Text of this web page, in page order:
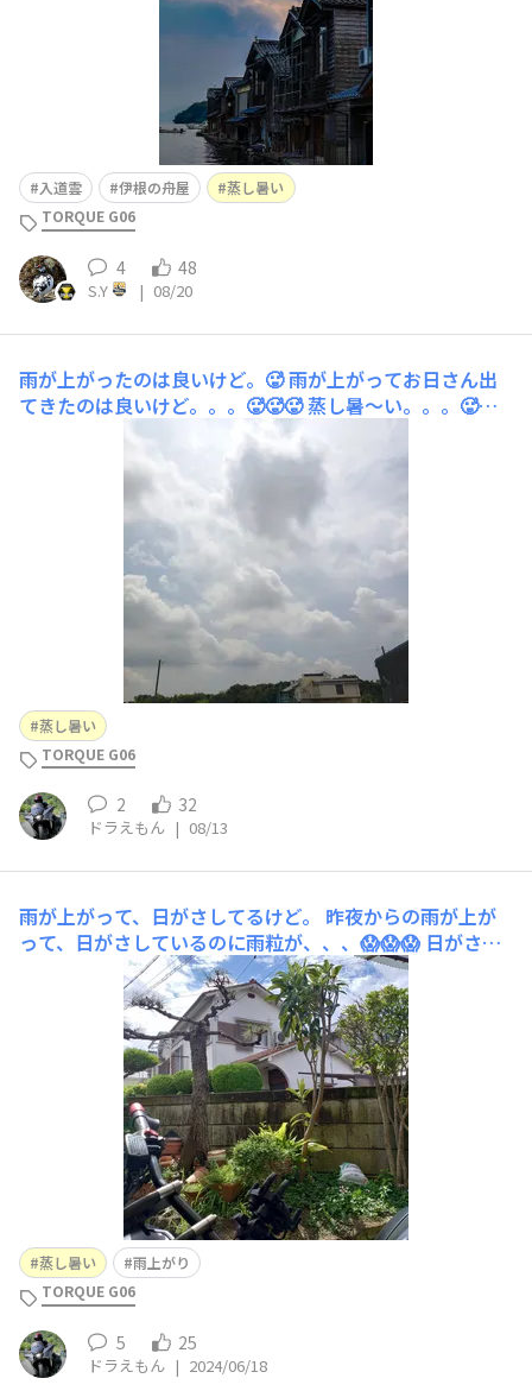
入道雲 伊根の舟屋
蒸し暑い
TORQUE G06
4 48
S.Y | 08/20
雨が上がったのは良いけど。🥵雨が上がってお日さん出
てきたのは良いけど。。。🥵🥵🥵 蒸し暑〜い。。。🥵🥵
🥵🥵 昨日までの雨で水がめの水位戻ったかな〜。🙄☺️🙄
蒸し暑い
TORQUE G06
2 32
ドラえもん | 08/13
雨が上がって、日がさしてるけど。
昨夜からの雨が上が
って、日がさしているのに雨粒が、、、😱😱😱 日がさし
て気温が上がって来たので、湿度が半端じゃない。😭 こ
のあとショップまで行くけど、ハーフメッシュでは汗だく
になりそう。😅🤣😭😱😱😱
蒸し暑い
雨上がり
TORQUE G06
5 25
ドラえもん | 2024/06/18